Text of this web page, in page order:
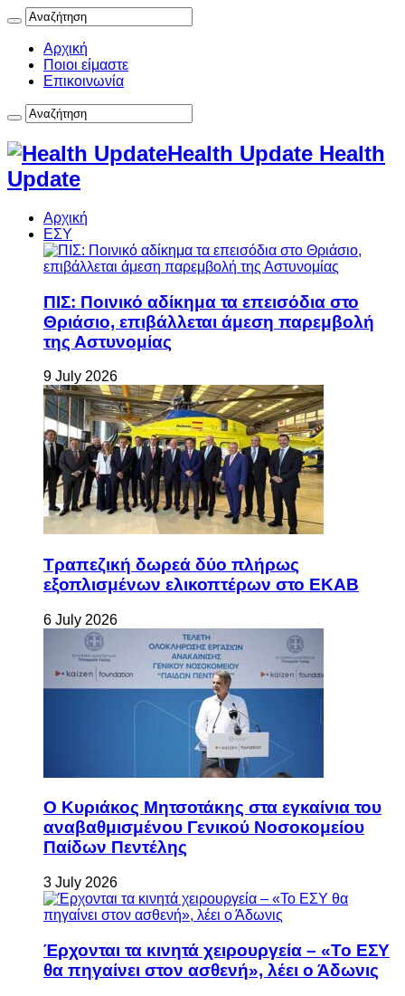
Αρχική
Ποιοι είμαστε
Επικοινωνία
Health Update Health
Update
Αρχική
ΕΣΥ
ΠΙΣ: Ποινικό αδίκημα τα επεισόδια στο
Θριάσιο, επιβάλλεται άμεση παρεμβολή
της Αστυνομίας
9 July 2026
Τραπεζική δωρεά δύο πλήρως
εξοπλισμένων ελικοπτέρων στο ΕΚΑΒ
6 July 2026
Ο Κυριάκος Μητσοτάκης στα εγκαίνια του
αναβαθμισμένου Γενικού Νοσοκομείου
Παίδων Πεντέλης
3 July 2026
Έρχονται τα κινητά χειρουργεία – «Το ΕΣΥ
θα πηγαίνει στον ασθενή», λέει ο Άδωνις